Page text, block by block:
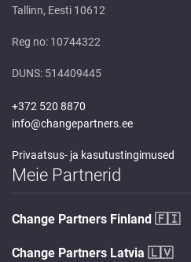
Tallinn, Eesti 10612
Reg no: 10744322
DUNS: 514409445
+372 520 8870
info@changepartners.ee
Privaatsus- ja kasutustingimused
Meie Partnerid
Change Partners Finland 🇫🇮
Change Partners Latvia 🇱🇻